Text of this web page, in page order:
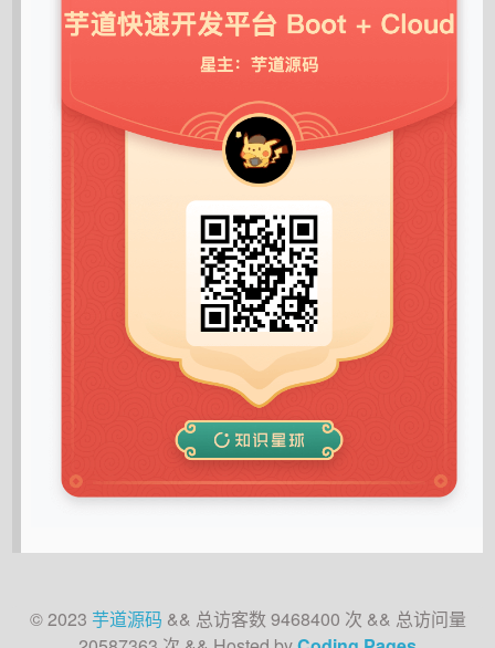
© 2023 芋道源码 && 总访客数 9468400 次 && 总访问量